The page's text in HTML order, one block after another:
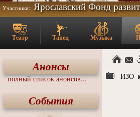
Участники: Ярославский Фонд
Театр Танец Музыка
Анонсы
полный список анонсов...
События
ИЗО